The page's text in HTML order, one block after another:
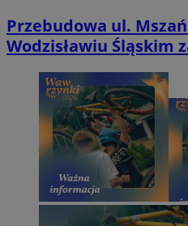
Przebudowa ul.
Wodzisławiu Śląskim